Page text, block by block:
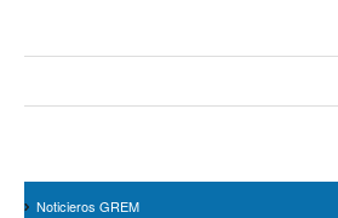
Noticieros GREM